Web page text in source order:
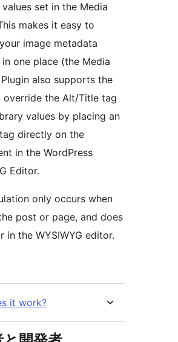
set in the Media
makes it easy to
image metadata
one place (the Media
also supports the
the Alt/Title tag
values by placing an
directly on the
in the WordPress
Editor.
only occurs when
post or page, and does
in the WYSIWYG editor.
it work?